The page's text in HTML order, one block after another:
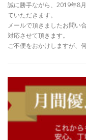
誠に勝手ながら、2019年8
ていただきます。
メールで頂きましたお問い
対応させて頂きます。
ご不便をおかけしますが、